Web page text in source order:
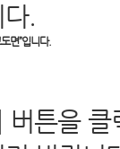
.
면”입니다.
튼을